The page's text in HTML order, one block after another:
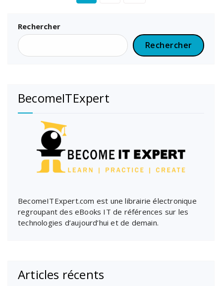
Rechercher
Rechercher
BecomeITExpert
BecomeITExpert.com est une librairie électronique
regroupant des eBooks IT de références sur les
technologies d’aujourd’hui et de demain.
Articles récents